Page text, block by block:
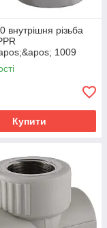
внутрішня різьба
1009
Купити